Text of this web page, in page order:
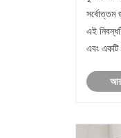
সর্বোত্তম
এই
এবং একটি